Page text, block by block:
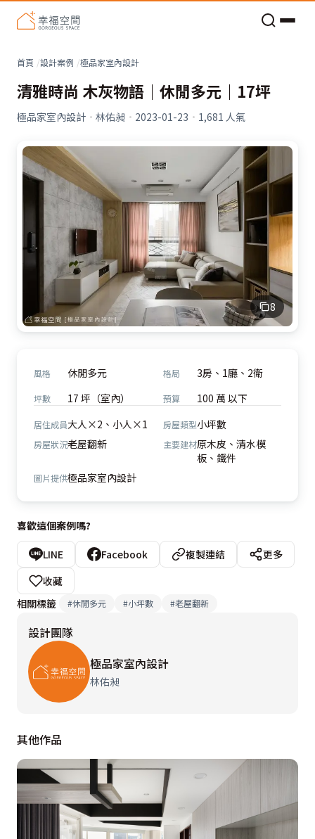
首頁 設計案例 極品家室內設計
清雅時尚 木灰物語｜休閒多元｜17坪
極品家室內設計 · 林佑昶 · 2023-01-23 · 1,681 人氣
8
風格 休閒多元 格局 3房、1廳、2衛
坪數 17 坪（室內） 預算 100 萬 以下
居住成員大人×2、小人×1 房屋類型小坪數
房屋狀況老屋翻新 主要建材原木皮、清水模
板、鐵件
圖片提供極品家室內設計
喜歡這個案例嗎?
LINE Facebook 複製連結
更多
收藏
相關標籤
#休閒多元 #小坪數 #老屋翻新
設計團隊
極品家室內設計
林佑昶
其他作品